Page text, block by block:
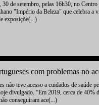
de setembro, pelas 16h30, no
"Império da Beleza" que celebra a
exposiçõe(...)
com problemas no
não teve acesso a cuidados de saúde
divulgado. “Em 2019, cerca de 40%
conseguiram ace(...)